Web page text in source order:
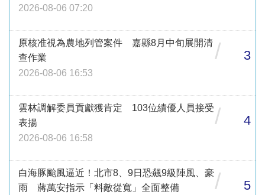
2026-08-06 07:20
原核准視為農地列管案件 嘉縣8月中旬展開清
查作業
2026-08-06 16:53
/ 3
雲林調解委員貢獻獲肯定 103位績優人員接受
表揚
2026-08-06 16:58
/ 4
白海豚颱風逼近！北市8、9日恐飆9級陣風、豪
雨 蔣萬安指示「料敵從寬」全面整備
/ 5